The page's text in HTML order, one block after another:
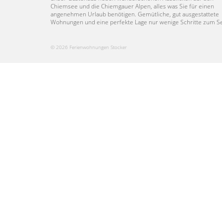
Chiemsee und die Chiemgauer Alpen, alles was Sie für einen
angenehmen Urlaub benötigen. Gemütliche, gut ausgestattete
Wohnungen und eine perfekte Lage nur wenige Schritte zum
© 2026 Ferienwohnungen Stocker